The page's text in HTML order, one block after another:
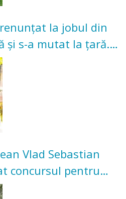
la jobul din
și s-a mutat la țară.
în grădina
Vlad Sebastian
concursul pentru
Casei